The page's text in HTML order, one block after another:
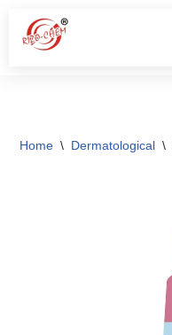
Skip
Home \ Dermatological \